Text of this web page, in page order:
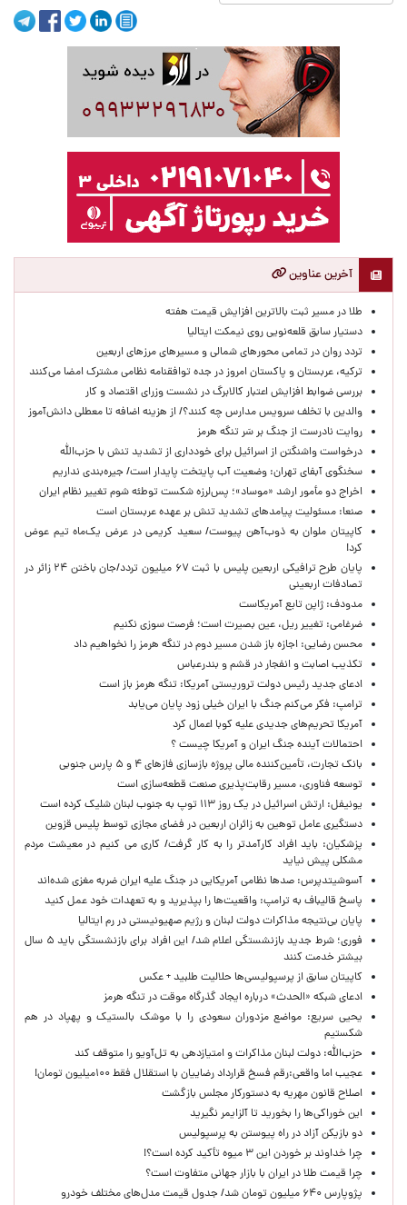
آخرین عناوین
طلا در مسیر ثبت بالاترین افزایش قیمت هفته
دستیار سابق قلعه‌نویی روی نیمکت ایتالیا
تردد روان در تمامی محورهای شمالی و مسیرهای مرزهای اربعین
ترکیه، عربستان و پاکستان امروز در جده توافقنامه نظامی مشترک امضا می‌کنند
بررسی ضوابط افزایش اعتبار کالابرگ در نشست وزرای اقتصاد و کار
والدین با تخلف سرویس مدارس چه کنند؟/ از هزینه اضافه تا معطلی دانش‌آموز
روایت نادرست از جنگ بر سَر تنگه هرمز
درخواست واشنگتن از اسرائیل برای خودداری از تشدید تنش با حزب‌الله
سخنگوی آبفای تهران: وضعیت آب پایتخت پایدار است/ جیره‌بندی نداریم
اخراج دو مأمور ارشد «موساد»؛ پس‌لرزه شکست توطئه شوم تغییر نظام ایران
صنعا: مسئولیت پیامدهای تشدید تنش بر عهده عربستان است
کاپیتان ملوان به ذوب‌آهن پیوست/ سعید کریمی در عرض یک‌ماه تیم عوض
کرد!
پایان طرح ترافیکی اربعین پلیس با ثبت ۶۷ میلیون تردد/جان باختن ۲۴ زائر در
تصادفات اربعینی
مدودف: ژاپن تابع آمریکاست
ضرغامی: تغییر ریل، عین بصیرت است؛ فرصت سوزی نکنیم
محسن رضایی: اجازه باز شدن مسیر دوم در تنگه هرمز را نخواهیم داد
تکذیب اصابت و انفجار در قشم و بندرعباس
ادعای جدید رئیس دولت تروریستی آمریکا: تنگه هرمز باز است
ترامپ: فکر می‌کنم جنگ با ایران خیلی زود پایان می‌یابد
آمریکا تحریم‌های جدیدی علیه کوبا اعمال کرد
احتمالات آینده جنگ ایران و آمریکا چیست ؟
بانک تجارت، تأمین‌کننده مالی پروژه بازسازی فازهای ۴ و ۵ پارس جنوبی
توسعه فناوری، مسیر رقابت‌پذیری صنعت قطعه‌سازی است
یونیفل: ارتش اسرائیل در یک روز ۱۱۳ توپ به جنوب لبنان شلیک کرده است
دستگیری عامل توهین به زائران اربعین در فضای مجازی توسط پلیس قزوین
پزشکیان: باید افراد کارآمدتر را به کار گرفت/ کاری می کنیم در معیشت مردم
مشکلی پیش نیاید
آسوشیتدپرس: صدها نظامی آمریکایی در جنگ علیه ایران ضربه مغزی شده‌اند
پاسخ قالیباف به ترامپ: واقعیت‌ها را بپذیرید و به تعهدات خود عمل کنید
پایان بی‌نتیجه مذاکرات دولت لبنان و رژیم صهیونیستی در رم ایتالیا
فوری؛ شرط جدید بازنشستگی اعلام شد/ این افراد برای بازنشستگی باید ۵ سال
بیشتر خدمت کنند
کاپیتان سابق از پرسپولیسی‌ها حلالیت طلبید + عکس
ادعای شبکه «الحدث» درباره ایجاد گذرگاه موقت در تنگه هرمز
یحیی سریع: مواضع مزدوران سعودی را با موشک بالستیک و پهپاد در هم
شکستیم
حزب‌الله: دولت لبنان مذاکرات و امتیازدهی به تل‌آویو را متوقف کند
عجیب اما واقعی:رقم فسخ قرارداد رضاییان با استقلال فقط ۱۰۰میلیون تومان!
اصلاح قانون مهریه به دستورکار مجلس بازگشت
این خوراکی‌ها را بخورید تا آلزایمر نگیرید
دو بازیکن آزاد در راه پیوستن به پرسپولیس
چرا خداوند بر خوردن این ۳ میوه تأکید کرده است؟!
چرا قیمت طلا در ایران با بازار جهانی متفاوت است؟
پژوپارس ۶۴۰ میلیون تومان شد/ جدول قیمت مدل‌های مختلف خودرو